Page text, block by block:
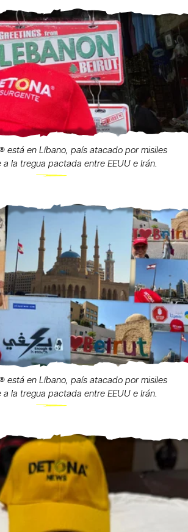
está en Líbano, país atacado por misiles
a la tregua pactada entre EEUU e Irán.
está en Líbano, país atacado por misiles
a la tregua pactada entre EEUU e Irán.